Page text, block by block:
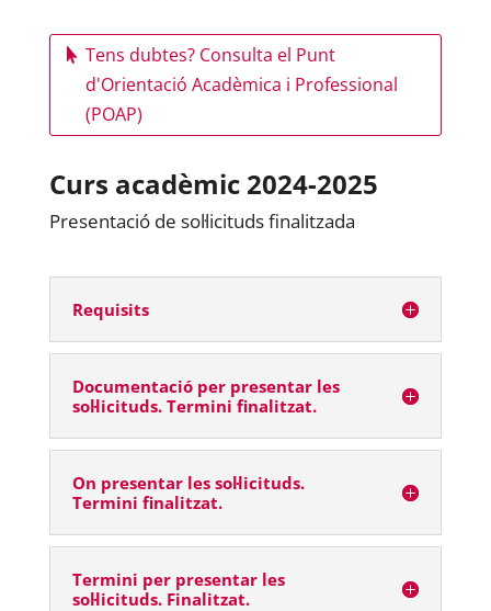
Tens dubtes? Consulta el Punt
d'Orientació Acadèmica i Professional
(POAP)
Curs acadèmic 2024-2025
Presentació de sol·licituds finalitzada
Requisits
Documentació per presentar les
sol·licituds. Termini finalitzat.
On presentar les sol·licituds.
Termini finalitzat.
Termini per presentar les
sol·licituds. Finalitzat.